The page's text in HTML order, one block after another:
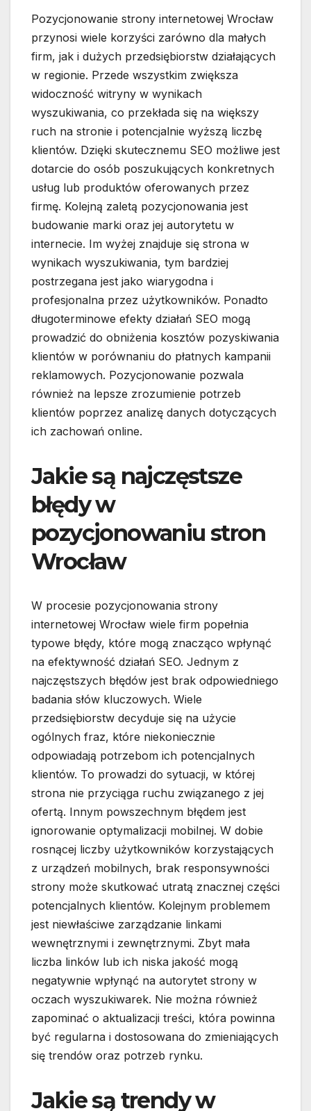
Pozycjonowanie strony internetowej Wrocław
przynosi wiele korzyści zarówno dla małych
firm, jak i dużych przedsiębiorstw działających
w regionie. Przede wszystkim zwiększa
widoczność witryny w wynikach
wyszukiwania, co przekłada się na większy
ruch na stronie i potencjalnie wyższą liczbę
klientów. Dzięki skutecznemu SEO możliwe jest
dotarcie do osób poszukujących konkretnych
usług lub produktów oferowanych przez
firmę. Kolejną zaletą pozycjonowania jest
budowanie marki oraz jej autorytetu w
internecie. Im wyżej znajduje się strona w
wynikach wyszukiwania, tym bardziej
postrzegana jest jako wiarygodna i
profesjonalna przez użytkowników. Ponadto
długoterminowe efekty działań SEO mogą
prowadzić do obniżenia kosztów pozyskiwania
klientów w porównaniu do płatnych kampanii
reklamowych. Pozycjonowanie pozwala
również na lepsze zrozumienie potrzeb
klientów poprzez analizę danych dotyczących
ich zachowań online.
Jakie są najczęstsze
błędy w
pozycjonowaniu stron
Wrocław
W procesie pozycjonowania strony
internetowej Wrocław wiele firm popełnia
typowe błędy, które mogą znacząco wpłynąć
na efektywność działań SEO. Jednym z
najczęstszych błędów jest brak odpowiedniego
badania słów kluczowych. Wiele
przedsiębiorstw decyduje się na użycie
ogólnych fraz, które niekoniecznie
odpowiadają potrzebom ich potencjalnych
klientów. To prowadzi do sytuacji, w której
strona nie przyciąga ruchu związanego z jej
ofertą. Innym powszechnym błędem jest
ignorowanie optymalizacji mobilnej. W dobie
rosnącej liczby użytkowników korzystających
z urządzeń mobilnych, brak responsywności
strony może skutkować utratą znacznej części
potencjalnych klientów. Kolejnym problemem
jest niewłaściwe zarządzanie linkami
wewnętrznymi i zewnętrznymi. Zbyt mała
liczba linków lub ich niska jakość mogą
negatywnie wpłynąć na autorytet strony w
oczach wyszukiwarek. Nie można również
zapominać o aktualizacji treści, która powinna
być regularna i dostosowana do zmieniających
się trendów oraz potrzeb rynku.
Jakie są trendy w